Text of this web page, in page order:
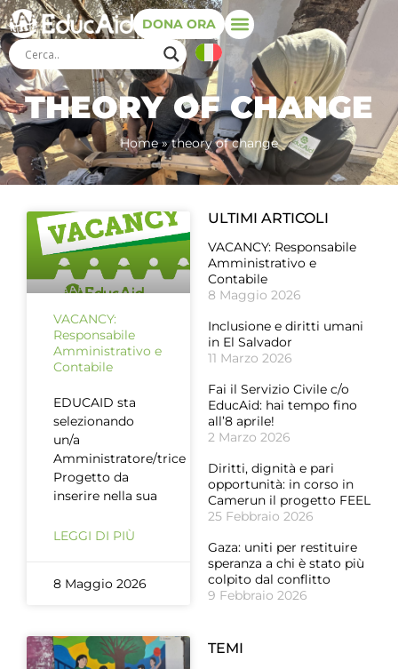
DONA ORA
THEORY OF CHANGE
Home»theory of change
VACANCY:
Responsabile
Amministrativo e
Contabile
EDUCAID sta
selezionando
un/a
Amministratore/trice
Progetto da
inserire nella sua
LEGGI DI PIÙ
8 Maggio 2026
ULTIMI ARTICOLI
VACANCY: Responsabile
Amministrativo e
Contabile
8 Maggio 2026
Inclusione e diritti umani
in El Salvador
11 Marzo 2026
Fai il Servizio Civile c/o
EducAid: hai tempo fino
all’8 aprile!
2 Marzo 2026
Diritti, dignità e pari
opportunità: in corso in
Camerun il progetto FEEL
25 Febbraio 2026
Gaza: uniti per restituire
speranza a chi è stato più
colpito dal conflitto
9 Febbraio 2026
TEMI